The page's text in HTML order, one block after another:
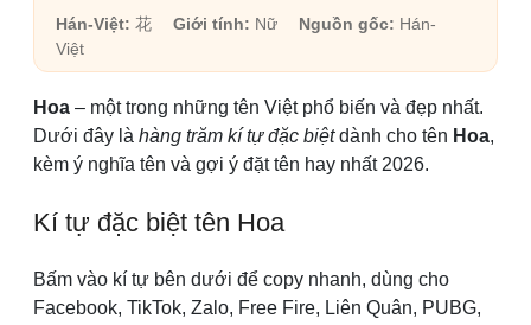
Hán-Việt: 花 Giới tính: Nữ Nguồn gốc: Hán-
Việt
Hoa – một trong những tên Việt phổ biến và đẹp nhất.
Dưới đây là hàng trăm kí tự đặc biệtdành cho tên Hoa,
kèm ý nghĩa tên và gợi ý đặt tên hay nhất 2026.
Kí tự đặc biệt tên Hoa
Bấm vào kí tự bên dưới để copy nhanh, dùng cho
Facebook, TikTok, Zalo, Free Fire, Liên Quân, PUBG,